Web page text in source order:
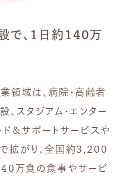
で、1日約140万
領域は、病院・高齢者
、スタジアム・エンター
＆サポートサービスや
で拡がり、全国約3,200
万食の食事やサービ